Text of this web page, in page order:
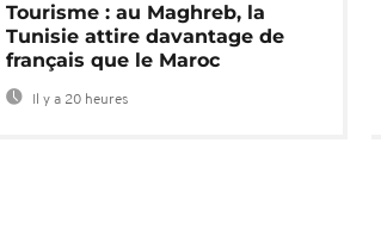
Tourisme : au Maghreb, la
Tunisie attire davantage de
français que le Maroc
Il y a 20 heures